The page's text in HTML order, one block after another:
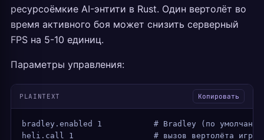
ресурсоёмкие AI-энтити в Rust. Один вертолёт во
время активного боя может снизить серверный
FPS на 5-10 единиц.
Параметры управления:
PLAINTEXT Копировать
bradley.enabled 1           # Bradley (по умолчанию
heli.call 1                 # вызов вертолёта